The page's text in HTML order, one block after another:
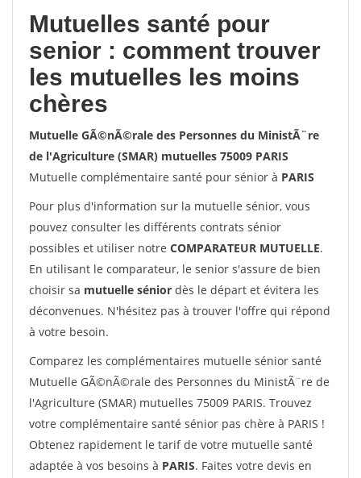
Mutuelles santé pour
senior : comment trouver
les mutuelles les moins
chères
Mutuelle GÃ©nÃ©rale des Personnes du MinistÃ¨re
de l'Agriculture (SMAR) mutuelles 75009 PARIS
Mutuelle complémentaire santé pour sénior à PARIS
Pour plus d'information sur la mutuelle sénior, vous
pouvez consulter les différents contrats sénior
possibles et utiliser notre COMPARATEUR MUTUELLE.
En utilisant le comparateur, le senior s'assure de bien
choisir sa mutuelle sénior dès le départ et évitera les
déconvenues. N'hésitez pas à trouver l'offre qui répond
à votre besoin.
Comparez les complémentaires mutuelle sénior santé
Mutuelle GÃ©nÃ©rale des Personnes du MinistÃ¨re de
l'Agriculture (SMAR) mutuelles 75009 PARIS. Trouvez
votre complémentaire santé sénior pas chère à PARIS !
Obtenez rapidement le tarif de votre mutuelle santé
adaptée à vos besoins à PARIS. Faites votre devis en